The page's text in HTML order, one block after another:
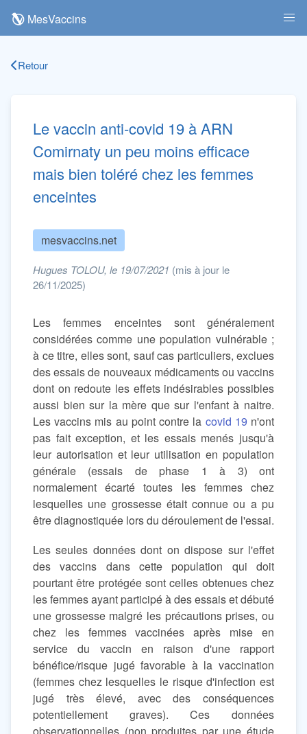
MesVaccins
Retour
Le vaccin anti-covid 19 à ARN
Comirnaty un peu moins efficace
mais bien toléré chez les femmes
enceintes
mesvaccins.net
Hugues TOLOU, le 19/07/2021 (mis à jour le
26/11/2025)
Les femmes enceintes sont généralement
considérées comme une population vulnérable ;
à ce titre, elles sont, sauf cas particuliers, exclues
des essais de nouveaux médicaments ou vaccins
dont on redoute les effets indésirables possibles
aussi bien sur la mère que sur l'enfant à naitre.
Les vaccins mis au point contre la covid 19 n'ont
pas fait exception, et les essais menés jusqu'à
leur autorisation et leur utilisation en population
générale (essais de phase 1 à 3) ont
normalement écarté toutes les femmes chez
lesquelles une grossesse était connue ou a pu
être diagnostiquée lors du déroulement de l'essai.
Les seules données dont on dispose sur l'effet
des vaccins dans cette population qui doit
pourtant être protégée sont celles obtenues chez
les femmes ayant participé à des essais et débuté
une grossesse malgré les précautions prises, ou
chez les femmes vaccinées après mise en
service du vaccin en raison d'une rapport
bénéfice/risque jugé favorable à la vaccination
(femmes chez lesquelles le risque d'infection est
jugé très élevé, avec des conséquences
potentiellement graves). Ces données